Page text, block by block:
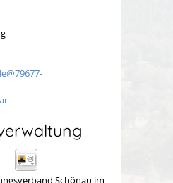
Schönau im